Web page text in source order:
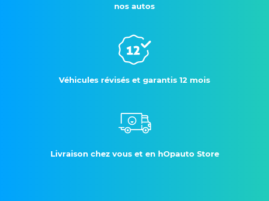
nos autos
Véhicules révisés et garantis 12 mois
Livraison chez vous et en hOpauto Store